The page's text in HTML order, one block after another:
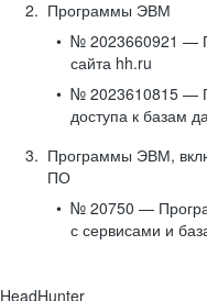
Программы ЭВМ
№ 2023660921 —
сайта hh.ru
№ 2023610815 —
доступа к базам
Программы ЭВМ,
ПО
№ 20750 —
с сервисами и
HeadHunter